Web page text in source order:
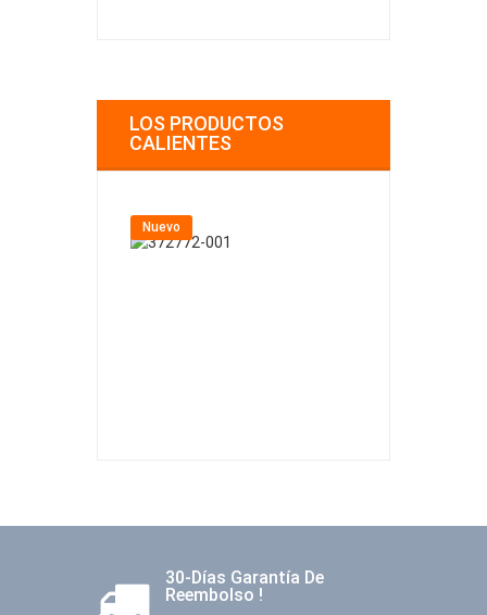
LOS PRODUCTOS
CALIENTES
Nuevo
30-Días Garantía De
Reembolso !